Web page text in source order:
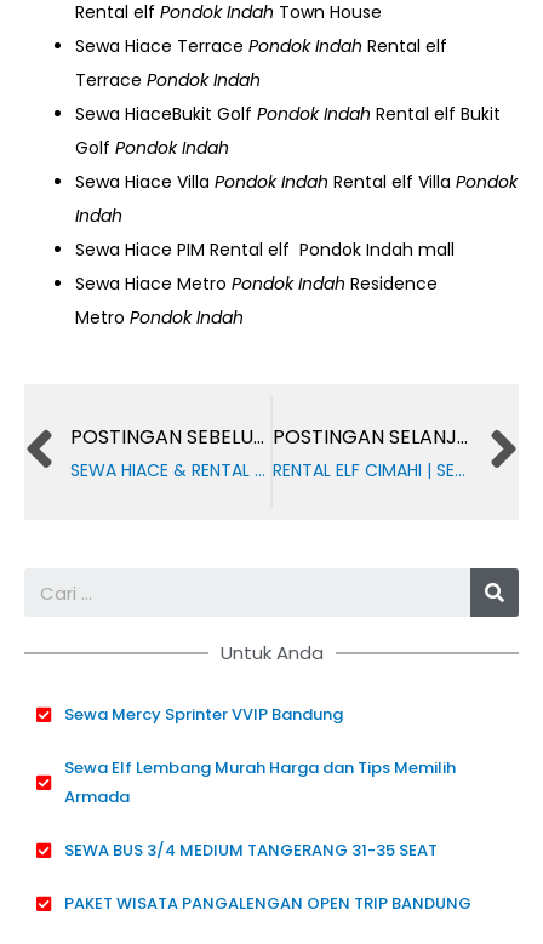
Rental elf Pondok Indah Town House
Sewa Hiace Terrace Pondok Indah Rental elf
Terrace Pondok Indah
Sewa HiaceBukit Golf Pondok Indah Rental elf Bukit
Golf Pondok Indah
Sewa Hiace Villa Pondok Indah Rental elf Villa Pondok
Indah
Sewa Hiace PIM Rental elf Pondok Indah mall
Sewa Hiace Metro Pondok Indah Residence
Metro Pondok Indah
Prev POSTINGAN SEBELUMNYA
SEWA HIACE & RENTAL ELF di KELAPA GADING
POSTINGAN SELANJUTNYA
RENTAL ELF CIMAHI | SEWA HIACE BANDUNG PARIWISATA
Untuk Anda
Sewa Mercy Sprinter VVIP Bandung
Sewa Elf Lembang Murah Harga dan Tips Memilih
Armada
SEWA BUS 3/4 MEDIUM TANGERANG 31-35 SEAT
PAKET WISATA PANGALENGAN OPEN TRIP BANDUNG